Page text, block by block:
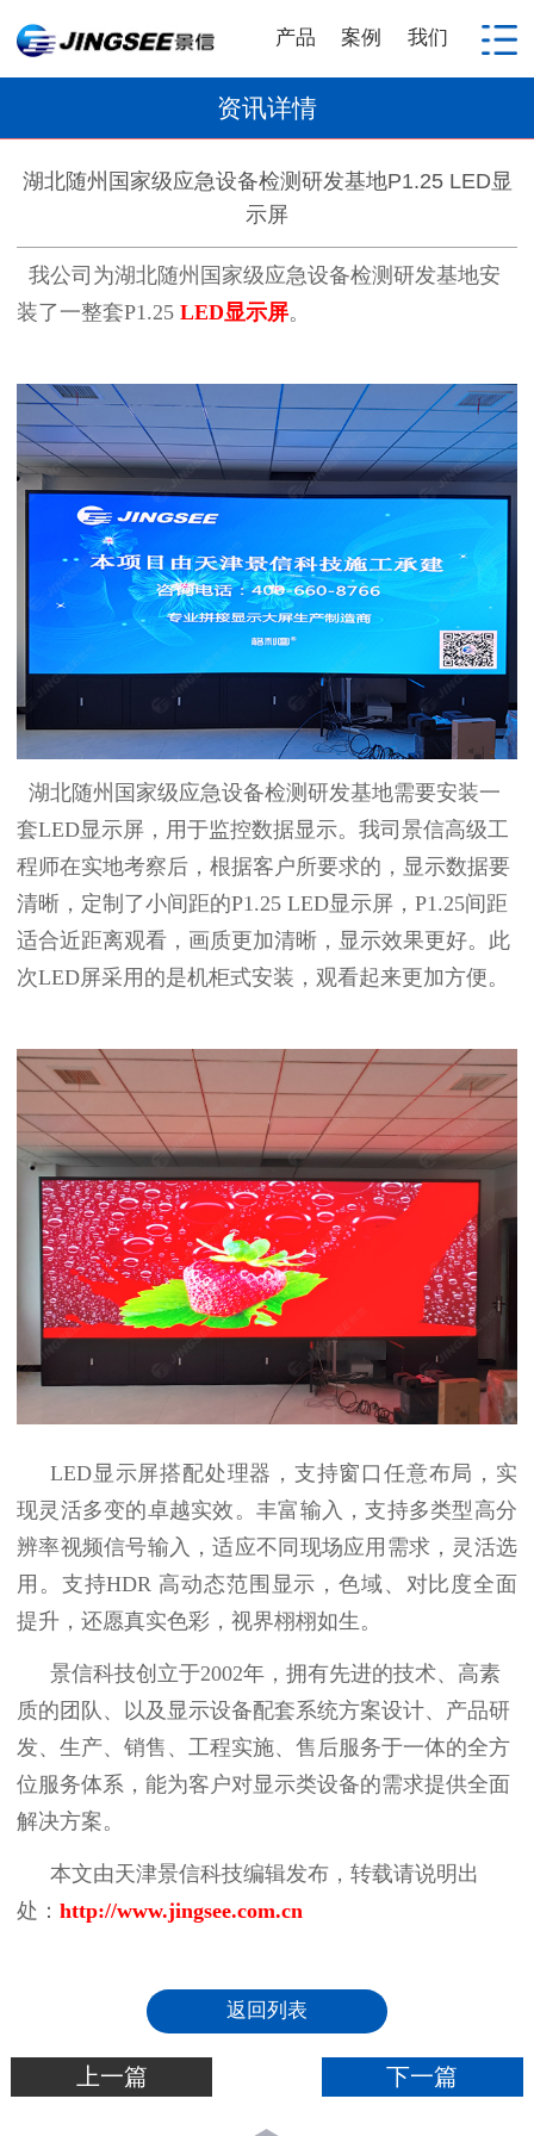
产品 案例 我们
资讯详情
湖北随州国家级应急设备检测研发基地P1.25 LED显
示屏
我公司为湖北随州国家级应急设备检测研发基地安
装了一整套P1.25 LED显示屏。
湖北随州国家级应急设备检测研发基地需要安装一
套LED显示屏，用于监控数据显示。我司景信高级工
程师在实地考察后，根据客户所要求的，显示数据要
清晰，定制了小间距的P1.25 LED显示屏，P1.25间距
适合近距离观看，画质更加清晰，显示效果更好。此
次LED屏采用的是机柜式安装，观看起来更加方便。
LED显示屏搭配处理器，支持窗口任意布局，实
现灵活多变的卓越实效。丰富输入，支持多类型高分
辨率视频信号输入，适应不同现场应用需求，灵活选
用。支持HDR 高动态范围显示，色域、对比度全面
提升，还愿真实色彩，视界栩栩如生。
景信科技创立于2002年，拥有先进的技术、高素
质的团队、以及显示设备配套系统方案设计、产品研
发、生产、销售、工程实施、售后服务于一体的全方
位服务体系，能为客户对显示类设备的需求提供全面
解决方案。
本文由天津景信科技编辑发布，转载请说明出
处： http://www.jingsee.com.cn
返回列表
上一篇 下一篇